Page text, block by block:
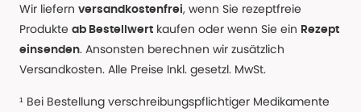
Wir liefern versandkostenfrei, wenn Sie rezeptfreie
Produkte ab Bestellwert kaufen oder wenn Sie ein Rezept
einsenden. Ansonsten berechnen wir zusätzlich
Versandkosten. Alle Preise Inkl. gesetzl. MwSt.
¹ Bei Bestellung verschreibungspflichtiger Medikamente